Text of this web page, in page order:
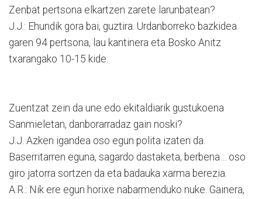
Zenbat pertsona elkartzen zarete larunbatean?
J.J.: Ehundik gora bai, guztira. Urdanborreko bazkidea
garen 94 pertsona, lau kantinera eta Bosko Anitz
txarangako 10-15 kide.
Zuentzat zein da une edo ekitaldiarik gustukoena
Sanmieletan, danborarradaz gain noski?
J.J. Azken igandea oso egun polita izaten da.
Baserritarren eguna, sagardo dastaketa, berbena… oso
giro jatorra sortzen da eta badauka xarma berezia.
A.R.: Nik ere egun horixe nabarmenduko nuke. Gainera,